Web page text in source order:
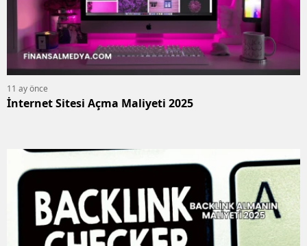
11 ay önce
İnternet Sitesi Açma Maliyeti 2025